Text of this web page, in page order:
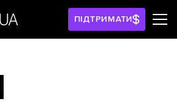
ПІДТРИМАТИ